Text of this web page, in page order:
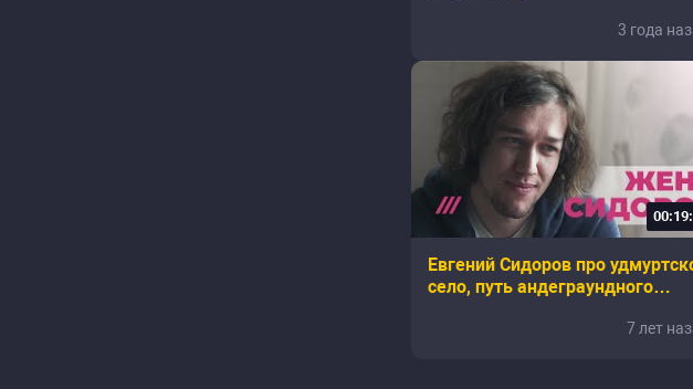
3 года
Евгений Сидоров про
село, путь андеграундного
7 лет